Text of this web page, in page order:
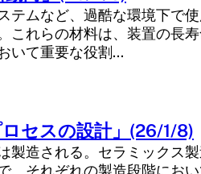
テムなど、過酷な環境下で
これらの材料は、装置の長
いて重要な役割…
セスの設計」(26/1/8)
製造される。セラミックス
、それぞれの製造段階にお